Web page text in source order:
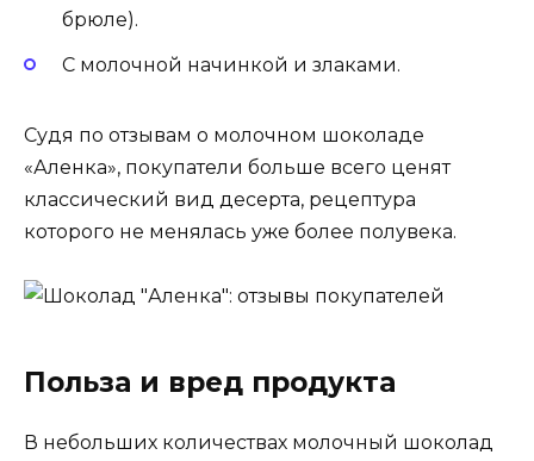
брюле).
С молочной начинкой и злаками.
Судя по отзывам о молочном шоколаде
«Аленка», покупатели больше всего ценят
классический вид десерта, рецептура
которого не менялась уже более полувека.
Польза и вред продукта
В небольших количествах молочный шоколад